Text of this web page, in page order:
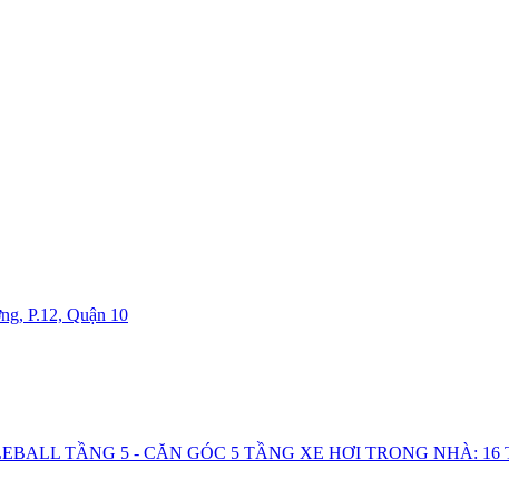
P.12, Quận 10
TẦNG 5 - CĂN GÓC 5 TẦNG XE HƠI TRONG NHÀ: 16